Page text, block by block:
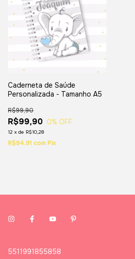
Caderneta de Saúde
Personalizada - Tamanho A5
R$99,90
R$99,90
0% OFF
12 x de R$10,28
R$94,91 com Pix
5511991855858